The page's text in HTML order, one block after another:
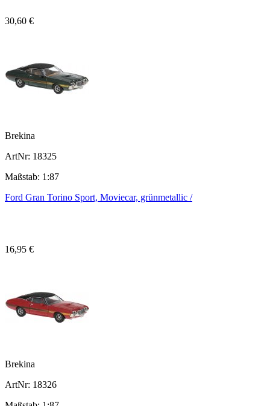
30,60 €
Brekina
ArtNr: 18325
Maßstab: 1:87
Ford Gran Torino Sport, Moviecar, grünmetallic /
16,95 €
Brekina
ArtNr: 18326